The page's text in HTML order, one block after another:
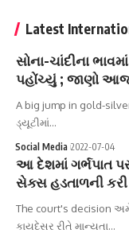
Latest
સોના-ચાંદીના
પહોંચ્યું ; જાણો
A big jump in gold-
ડ્યૂટીમાં…
Social Media 2022-07-04
આ દેશમાં ગર્ભપાત
સેક્સ હડતાળની
The court's decision
કાયદેસર રીતે માન્યતા…